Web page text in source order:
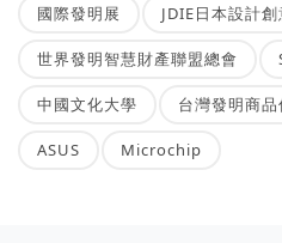
國際發明展 JDIE日本設計
世界發明智慧財產聯盟總會
中國文化大學 台灣發明商
ASUS Microchip